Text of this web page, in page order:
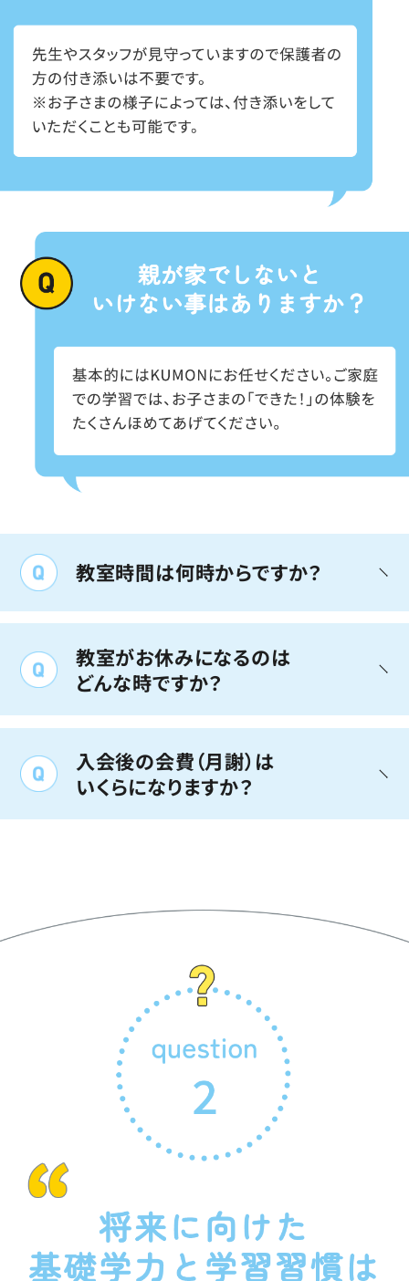
教室時間は何時からですか？
教室の開いている時間は各教室ごと
に異なります
KUMONには年齢や学年ごとのクラスはなく、一
人ひとりのお子さまに適した教材による個人別
学習です。
ただし、教室によっては、学習のリズムを整える
ために時間を決めさせていただいている場合が
あります。教室の先生にご確認ください。
教室がお休みになるのは
どんな時ですか？
祝日は基本的にお休みです。また、お
正月やお盆などもお休みになります
教室での学習日が祝日にあたる場合や、年末年
力の向上に努めています。そのため、やむを得
教室がお休みの間も、ご家庭で学習ができるよ
う、宿題をお渡ししますが、先生がお子さまの学
習の様子をよく見た上で、適切な内容、量となる
よう十分に配慮しています。
入会後の会費（月謝）は
いくらになりますか？
入会金は不要です。
東京都・神奈川県：7,700円/月
それ以外の地域：7,150円/月
東京都・神奈川県：8,800円/月
それ以外の地域：8,250円/月
■高校生以上
東京都・神奈川県：9,900円/月
それ以外の地域：9,350円/月
※会費につきましては各教室の所在地に準じま
す。 ※英語学習開始時には、専用リスニング機
器「E-Pencil」6,600円（税込）をご購入いただき